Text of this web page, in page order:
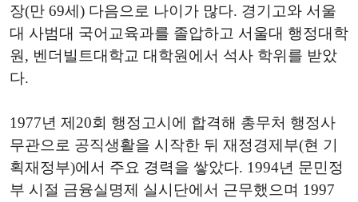
장(만 69세) 다음으로 나이가 많다. 경기고와 서울
대 사범대 국어교육과를 졸압하고 서울대 행정대학
원, 벤더빌트대학교 대학원에서 석사 학위를 받았
다.
1977년 제20회 행정고시에 합격해 총무처 행정사
무관으로 공직생활을 시작한 뒤 재정경제부(현 기
획재정부)에서 주요 경력을 쌓았다. 1994년 문민정
부 시절 금융실명제 실시단에서 근무했으며 1997